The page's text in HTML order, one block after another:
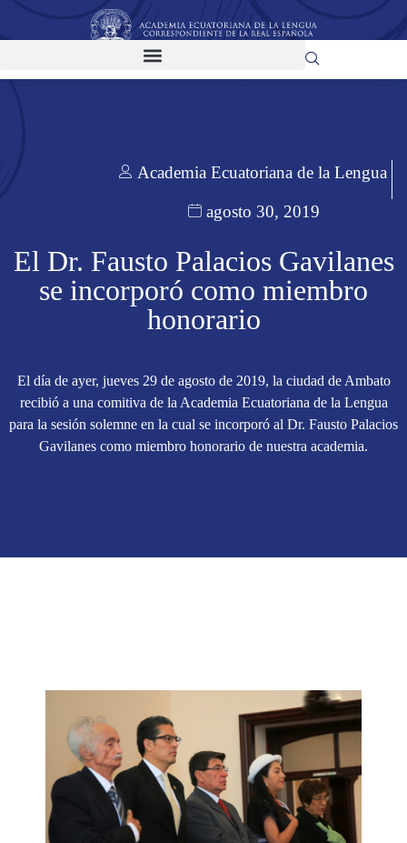
Academia Ecuatoriana de la Lengua
agosto 30, 2019
El Dr. Fausto Palacios Gavilanes
se incorporó como miembro
honorario
El día de ayer, jueves 29 de agosto de 2019, la ciudad de Ambato
recibió a una comitiva de la Academia Ecuatoriana de la Lengua
para la sesión solemne en la cual se incorporó al Dr. Fausto Palacios
Gavilanes como miembro honorario de nuestra academia.